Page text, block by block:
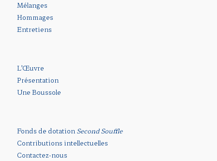
Mélanges
Hommages
Entretiens
L’Œuvre
Présentation
Une Boussole
Fonds de dotationSecond Souffle
Contributions intellectuelles
Contactez-nous